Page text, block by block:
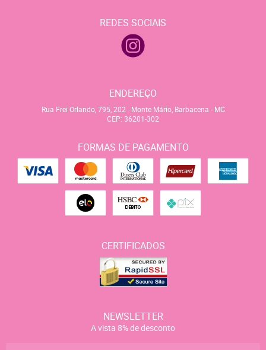
REDES SOCIAIS
ENDEREÇO
Rua Frei Orlando, 795, 202 - Monte Mário, Barbacena - MG
CEP: 36201-302
FORMAS DE PAGAMENTO
CERTIFICADOS
NEWSLETTER
A vista 8% de desconto